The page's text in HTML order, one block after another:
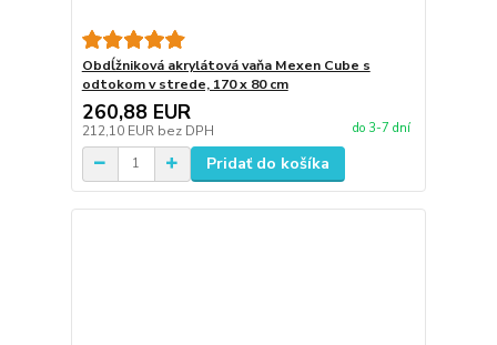
Obdĺžniková akrylátová vaňa Mexen Cube s
odtokom v strede, 170 x 80 cm
260,88 EUR
212,10 EUR bez DPH do 3-7 dní
Pridať do košíka